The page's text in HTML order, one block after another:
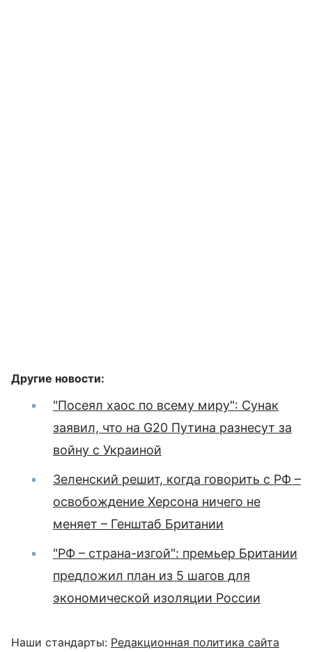
Другие новости:
"Посеял хаос по всему миру": Сунак
заявил, что на G20 Путина разнесут за
войну с Украиной
Зеленский решит, когда говорить с РФ –
освобождение Херсона ничего не
меняет – Генштаб Британии
"РФ – страна-изгой": премьер Британии
предложил план из 5 шагов для
экономической изоляции России
Наши стандарты: Редакционная политика сайта